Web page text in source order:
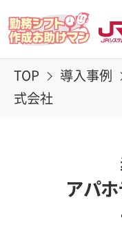
TOP 導入事例
式会社
アパ